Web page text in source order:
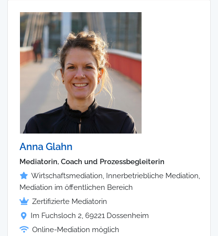
Anna Glahn
Mediatorin, Coach und Prozessbegleiterin
Wirtschaftsmediation, Innerbetriebliche Mediation,
Mediation im öffentlichen Bereich
Zertifizierte Mediatorin
Im Fuchsloch 2, 69221 Dossenheim
Online-Mediation möglich